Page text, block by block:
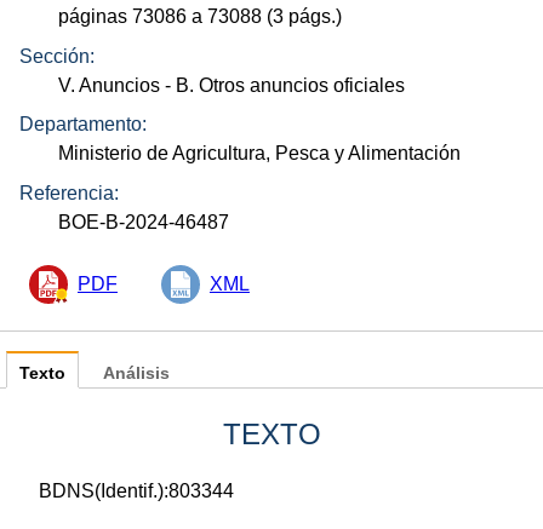
páginas 73086 a 73088 (3 págs.)
Sección:
V. Anuncios - B. Otros anuncios oficiales
Departamento:
Ministerio de Agricultura, Pesca y Alimentación
Referencia:
BOE-B-2024-46487
PDF XML
Texto
TEXTO
BDNS(Identif.):803344
Análisis